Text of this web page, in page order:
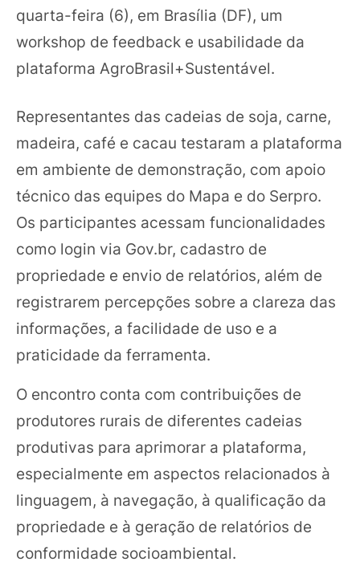
quarta-feira (6), em Brasília (DF), um
workshop de feedback e usabilidade da
plataforma AgroBrasil+Sustentável.
Representantes das cadeias de soja, carne,
madeira, café e cacau testaram a plataforma
em ambiente de demonstração, com apoio
técnico das equipes do Mapa e do Serpro.
Os participantes acessam funcionalidades
como login via Gov.br, cadastro de
propriedade e envio de relatórios, além de
registrarem percepções sobre a clareza das
informações, a facilidade de uso e a
praticidade da ferramenta.
O encontro conta com contribuições de
produtores rurais de diferentes cadeias
produtivas para aprimorar a plataforma,
especialmente em aspectos relacionados à
linguagem, à navegação, à qualificação da
propriedade e à geração de relatórios de
conformidade socioambiental.